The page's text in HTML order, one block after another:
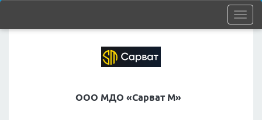
ООО МДО «Сарват М»